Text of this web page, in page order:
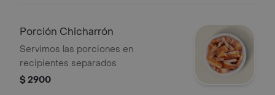
Porción Chicharrón
Servimos las porciones en
recipientes separados
$ 2900